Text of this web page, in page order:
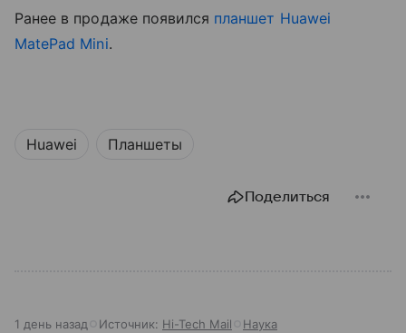
Ранее в продаже появился планшет Huawei
MatePad Mini.
Huawei Планшеты
Поделиться
1 день назад Источник: Hi-Tech Mail Наука